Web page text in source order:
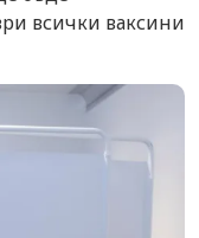
всички ваксини